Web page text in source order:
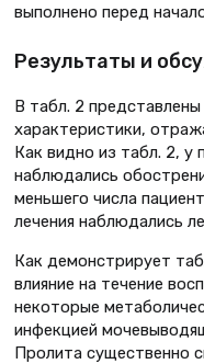
выполнено перед
Результаты и
В табл. 2
характеристики,
Как видно из табл. 2,
наблюдались
меньшего числа
лечения наблюдались
Как демонстрирует
влияние на течение
некоторые
инфекцией
Пролита существенно